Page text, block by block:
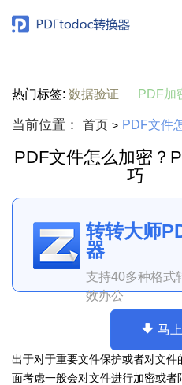
热门标签: 数据验证 PDF加
当前位置： 首页 > PDF文件
PDF文件怎么加密？
巧
转转大师
器
支持40多种格式
效办公
马
出于对于重要文件保护或者对文件
面考虑一般会对文件进行加密或者